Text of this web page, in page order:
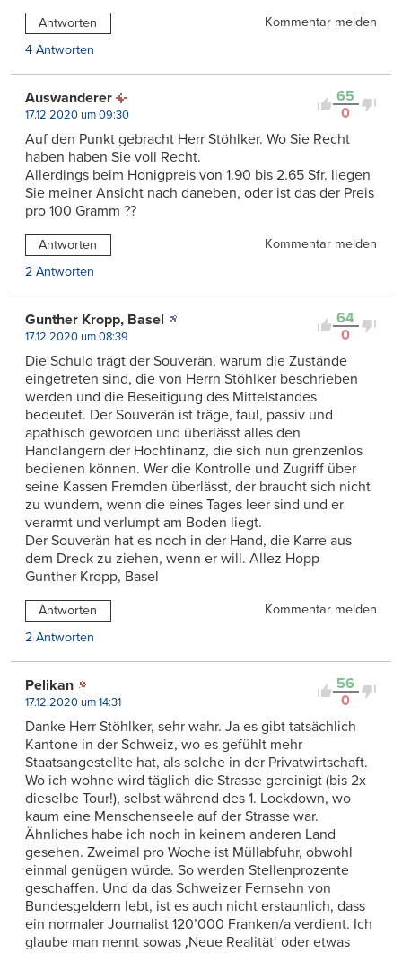
Antworten
Kommentar melden
4 Antworten
65
0
Auswanderer
17.12.2020 um 09:30
Auf den Punkt gebracht Herr Stöhlker. Wo Sie Recht
haben haben Sie voll Recht.
Allerdings beim Honigpreis von 1.90 bis 2.65 Sfr. liegen
Sie meiner Ansicht nach daneben, oder ist das der Preis
pro 100 Gramm ??
Antworten
Kommentar melden
2 Antworten
64
0
Gunther Kropp, Basel
17.12.2020 um 08:39
Die Schuld trägt der Souverän, warum die Zustände
eingetreten sind, die von Herrn Stöhlker beschrieben
werden und die Beseitigung des Mittelstandes
bedeutet. Der Souverän ist träge, faul, passiv und
apathisch geworden und überlässt alles den
Handlangern der Hochfinanz, die sich nun grenzenlos
bedienen können. Wer die Kontrolle und Zugriff über
seine Kassen Fremden überlässt, der braucht sich nicht
zu wundern, wenn die eines Tages leer sind und er
verarmt und verlumpt am Boden liegt.
Der Souverän hat es noch in der Hand, die Karre aus
dem Dreck zu ziehen, wenn er will. Allez Hopp
Gunther Kropp, Basel
Antworten
Kommentar melden
2 Antworten
56
0
Pelikan
17.12.2020 um 14:31
Danke Herr Stöhlker, sehr wahr. Ja es gibt tatsächlich
Kantone in der Schweiz, wo es gefühlt mehr
Staatsangestellte hat, als solche in der Privatwirtschaft.
Wo ich wohne wird täglich die Strasse gereinigt (bis 2x
dieselbe Tour!), selbst während des 1. Lockdown, wo
kaum eine Menschenseele auf der Strasse war.
Ähnliches habe ich noch in keinem anderen Land
gesehen. Zweimal pro Woche ist Müllabfuhr, obwohl
einmal genügen würde. So werden Stellenprozente
geschaffen. Und da das Schweizer Fernsehn von
Bundesgeldern lebt, ist es auch nicht erstaunlich, dass
ein normaler Journalist 120’000 Franken/a verdient. Ich
glaube man nennt sowas ‚Neue Realität‘ oder etwas